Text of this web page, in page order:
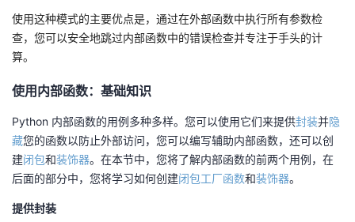
使用这种模式的主要优点是，通过在外部函数中执行所有参数检
查，您可以安全地跳过内部函数中的错误检查并专注于手头的计
算。
使用内部函数：基础知识
Python 内部函数的用例多种多样。您可以使用它们来提供封装并隐
藏您的函数以防止外部访问，您可以编写辅助内部函数，还可以创
建闭包和装饰器。在本节中，您将了解内部函数的前两个用例，在
后面的部分中，您将学习如何创建闭包工厂函数和装饰器。
提供封装